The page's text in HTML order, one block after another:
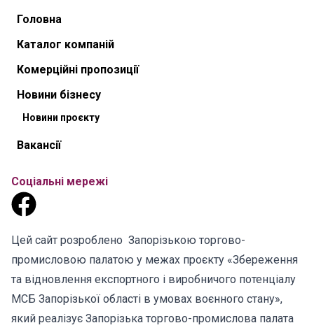
Головна
Каталог компаній
Комерційні пропозиції
Новини бізнесу
Новини проєкту
Вакансії
Соціальні мережі
Цей сайт розроблено Запорізькою торгово-
промисловою палатою у межах проєкту «Збереження
та відновлення експортного і виробничого потенціалу
МСБ Запорізької області в умовах воєнного стану»,
який реалізує Запорізька торгово-промислова палата